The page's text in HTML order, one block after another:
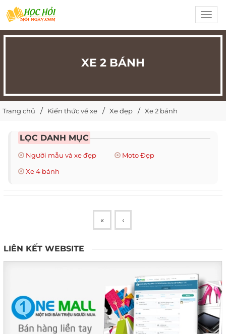
XE 2 BÁNH
Trang chủ Kiến thức về xe Xe đẹp Xe 2 bánh
LỌC DANH MỤC
Người mẫu và xe đẹp
Moto Đẹp
Xe 4 bánh
« ‹
LIÊN KẾT WEBSITE